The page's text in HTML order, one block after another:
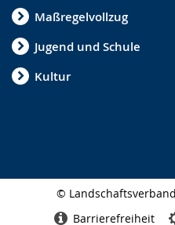
Maßregelvollzug
Jugend und Schule
Kultur
©
Barrierefreiheit